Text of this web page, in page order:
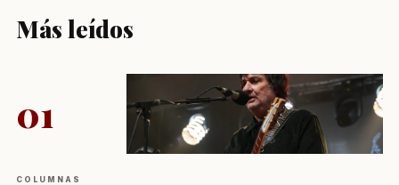
Más leídos
01
COLUMNAS